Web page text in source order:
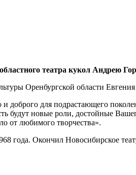
театра кукол Андрею
Оренбургской области
доброго для подрастающего
будут новые роли, достойные
от любимого творчества».
года. Окончил Новосибирское